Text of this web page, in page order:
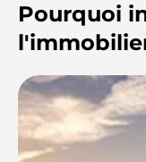
Pourquoi